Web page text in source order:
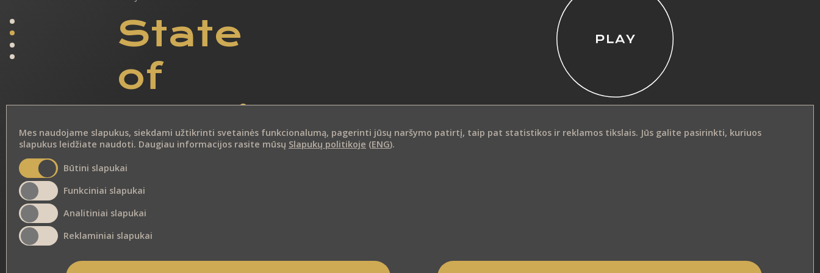
State
of
Happiness
Petter Næss | Pål Jackman | Mikkel
Brænne Sandemose
Mes naudojame slapukus, siekdami užtikrinti svetainės funkcionalumą, pagerinti jūsų naršymo patirtį, taip pat statistikos ir reklamos tikslais. Jūs galite pasirinkti, kuriuos
slapukus leidžiate naudoti. Daugiau informacijos rasite mūsų Slapukų politikoje (ENG).
Būtini slapukai
Funkciniai slapukai
Analitiniai slapukai
Reklaminiai slapukai